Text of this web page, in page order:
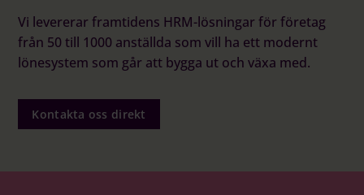
Inspiration
Vi levererar framtidens HRM-lösningar för företag
från 50 till 1000 anställda som vill ha ett modernt
lönesystem som går att bygga ut och växa med.
Kontakta oss direkt